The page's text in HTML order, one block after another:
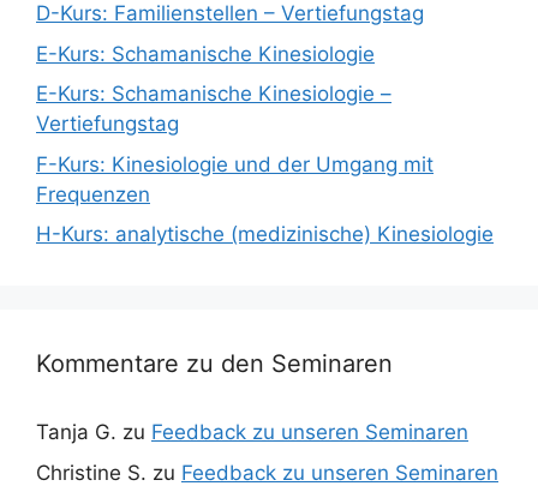
D-Kurs: Familienstellen – Vertiefungstag
E-Kurs: Schamanische Kinesiologie
E-Kurs: Schamanische Kinesiologie –
Vertiefungstag
F-Kurs: Kinesiologie und der Umgang mit
Frequenzen
H-Kurs: analytische (medizinische) Kinesiologie
Kommentare zu den Seminaren
Tanja G. zu Feedback zu unseren Seminaren
Christine S. zu Feedback zu unseren Seminaren